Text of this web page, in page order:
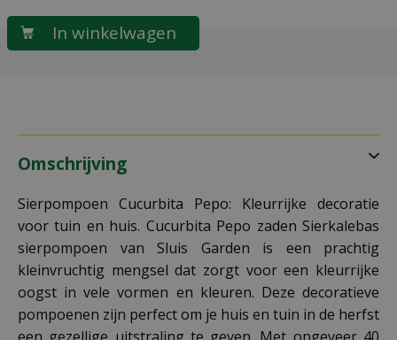
Omschrijving
Sierpompoen Cucurbita Pepo: Kleurrijke decoratie
voor tuin en huis. Cucurbita Pepo zaden Sierkalebas
sierpompoen van Sluis Garden is een prachtig
kleinvruchtig mengsel dat zorgt voor een kleurrijke
oogst in vele vormen en kleuren. Deze decoratieve
pompoenen zijn perfect om je huis en tuin in de herfst